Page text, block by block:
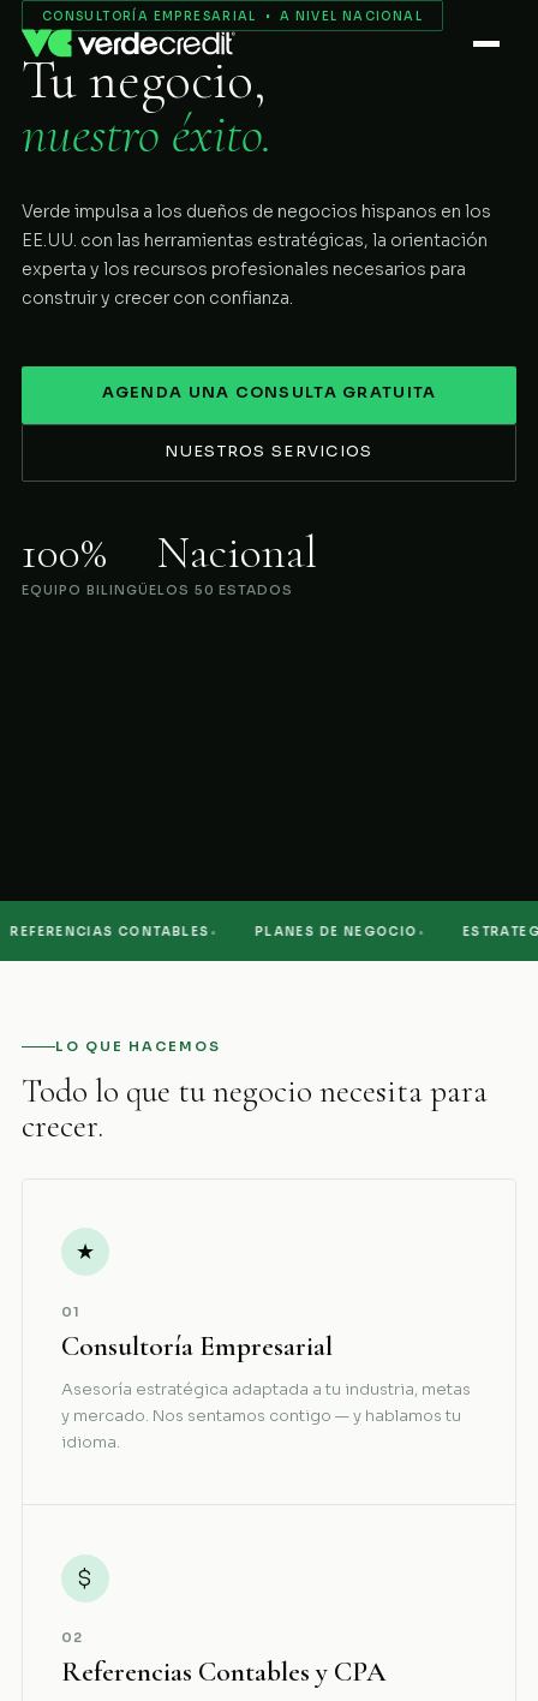
Servicios
Nosotros
Proceso
COMENZAR
CONSULTORÍA EMPRESARIAL • A NIVEL NACIONAL
Tu negocio,
nuestro éxito.
Verde impulsa a los dueños de negocios hispanos en los
EE.UU. con las herramientas estratégicas, la orientación
experta y los recursos profesionales necesarios para
construir y crecer con confianza.
AGENDA UNA CONSULTA GRATUITA
NUESTROS SERVICIOS
100%
EQUIPO BILINGÜE
Nacional
LOS 50 ESTADOS
CONTABLES· PLANES DE NEGOCIO·
LO QUE HACEMOS
Todo lo que tu negocio necesita para
crecer.
★
01
Consultoría Empresarial
Asesoría estratégica adaptada a tu industria, metas
y mercado. Nos sentamos contigo — y hablamos tu
idioma.
$
02
Referencias Contables y CPA